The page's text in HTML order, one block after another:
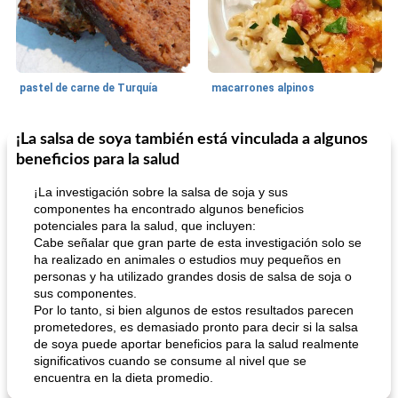
pastel de carne de Turquía macarrones alpinos
215 min
Cocina del mundo
mochi fácil
75min
Arroz blanco
Salsa de salchicha picante
¡La salsa de soya también está vinculada a algunos
beneficios para la salud
¡La investigación sobre la salsa de soja y sus
componentes ha encontrado algunos beneficios
potenciales para la salud, que incluyen:
Cabe señalar que gran parte de esta investigación solo se
ha realizado en animales o estudios muy pequeños en
personas y ha utilizado grandes dosis de salsa de soja o
sus componentes.
Por lo tanto, si bien algunos de estos resultados parecen
prometedores, es demasiado pronto para decir si la salsa
de soya puede aportar beneficios para la salud realmente
significativos cuando se consume al nivel que se
encuentra en la dieta promedio.